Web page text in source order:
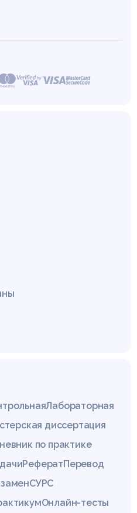
Лабораторная
диссертация
по практике
РефератПеревод
СУРС
Онлайн-тесты